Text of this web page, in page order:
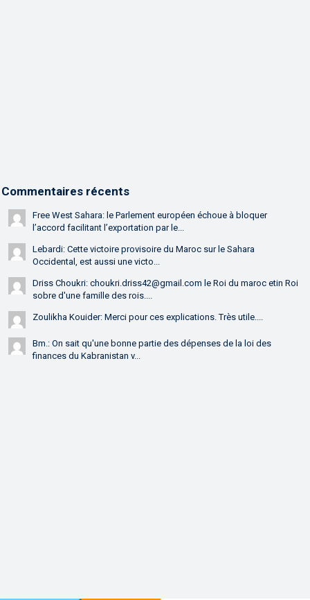
Commentaires récents
Free West Sahara: le Parlement européen échoue à bloquer
l’accord facilitant l’exportation par le...
Lebardi: Cette victoire provisoire du Maroc sur le Sahara
Occidental, est aussi une victo...
Driss Choukri: choukri.driss42@gmail.com le Roi du maroc etin Roi
sobre d'une famille des rois....
Zoulikha Kouider: Merci pour ces explications. Très utile....
Bm.: On sait qu'une bonne partie des dépenses de la loi des
finances du Kabranistan v...